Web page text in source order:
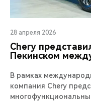
28 апреля 2026
Chery
Пекинском
В рамках
компания Chery